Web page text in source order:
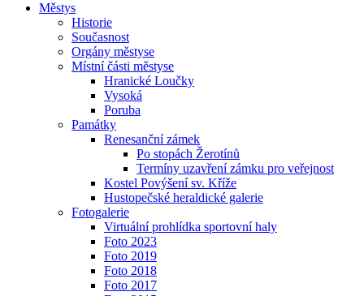
Městys
Historie
Současnost
Orgány městyse
Místní části městyse
Hranické Loučky
Vysoká
Poruba
Památky
Renesanční zámek
Po stopách Žerotínů
Termíny uzavření zámku pro veřejnost
Kostel Povýšení sv. Kříže
Hustopečské heraldické galerie
Fotogalerie
Virtuální prohlídka sportovní haly
Foto 2023
Foto 2019
Foto 2018
Foto 2017